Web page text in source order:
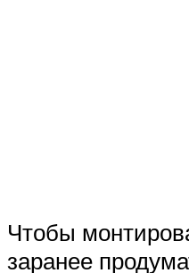
Чтобы
заранее